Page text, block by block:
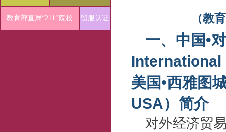
教育部直属“211”院校 留服认证 （教
一、中国•
International
美国•西雅图
USA）简介
对外经济贸